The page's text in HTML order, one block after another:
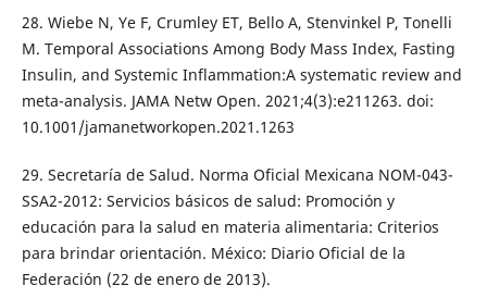
28. Wiebe N, Ye F, Crumley ET, Bello A, Stenvinkel P, Tonelli
M. Temporal Associations Among Body Mass Index, Fasting
Insulin, and Systemic Inflammation:A systematic review and
meta-analysis. JAMA Netw Open. 2021;4(3):e211263. doi:
10.1001/jamanetworkopen.2021.1263
29. Secretaría de Salud. Norma Oficial Mexicana NOM-043-
SSA2-2012: Servicios básicos de salud: Promoción y
educación para la salud en materia alimentaria: Criterios
para brindar orientación. México: Diario Oficial de la
Federación (22 de enero de 2013).